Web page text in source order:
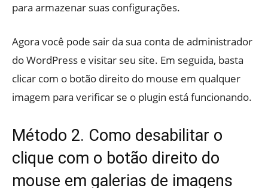
para armazenar suas configurações.
Agora você pode sair da sua conta de administrador
do WordPress e visitar seu site. Em seguida, basta
clicar com o botão direito do mouse em qualquer
imagem para verificar se o plugin está funcionando.
Método 2. Como desabilitar o
clique com o botão direito do
mouse em galerias de imagens